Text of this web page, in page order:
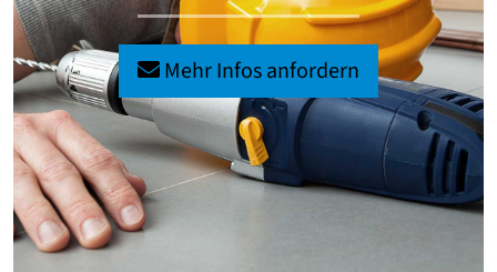
Mehr Infos anfordern